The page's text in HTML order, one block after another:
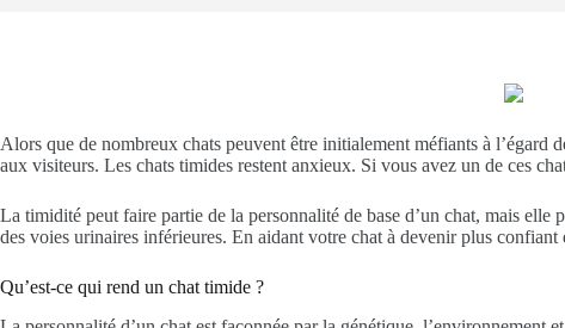
Alors que de nombreux chats peuvent être initialement méfiants à l’égard
aux visiteurs. Les chats timides restent anxieux. Si vous avez un de ces
La timidité peut faire partie de la personnalité de base d’un chat, mais elle
des voies urinaires inférieures. En aidant votre chat à devenir plus
Qu’est-ce qui rend un chat timide ?